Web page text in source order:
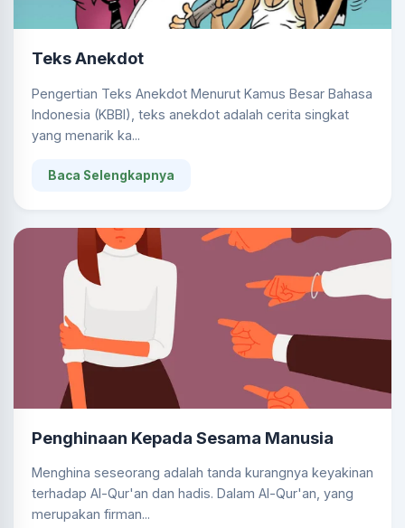
Teks Anekdot
Pengertian Teks Anekdot Menurut Kamus Besar Bahasa
Indonesia (KBBI), teks anekdot adalah cerita singkat
yang menarik ka...
Baca Selengkapnya
Penghinaan Kepada Sesama Manusia
Menghina seseorang adalah tanda kurangnya keyakinan
terhadap Al-Qur'an dan hadis. Dalam Al-Qur'an, yang
merupakan firman...